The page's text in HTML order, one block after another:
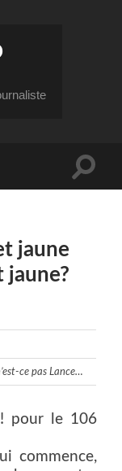
Toggle
jaune
jaune?
ce pas Lance…
pour le 106
commence,